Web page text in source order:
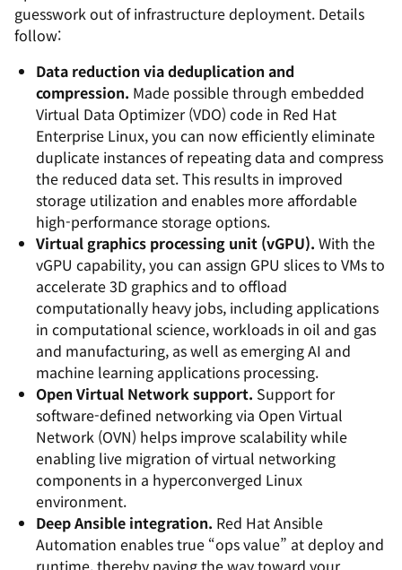
guesswork out of infrastructure deployment. Details
follow:
Data reduction via deduplication and
compression. Made possible through embedded
Virtual Data Optimizer (VDO) code in Red Hat
Enterprise Linux, you can now efficiently eliminate
duplicate instances of repeating data and compress
the reduced data set. This results in improved
storage utilization and enables more affordable
high-performance storage options.
Virtual graphics processing unit (vGPU). With the
vGPU capability, you can assign GPU slices to VMs to
accelerate 3D graphics and to offload
computationally heavy jobs, including applications
in computational science, workloads in oil and gas
and manufacturing, as well as emerging AI and
machine learning applications processing.
Open Virtual Network support. Support for
software-defined networking via Open Virtual
Network (OVN) helps improve scalability while
enabling live migration of virtual networking
components in a hyperconverged Linux
environment.
Deep Ansible integration. Red Hat Ansible
Automation enables true “ops value” at deploy and
runtime, thereby paving the way toward your